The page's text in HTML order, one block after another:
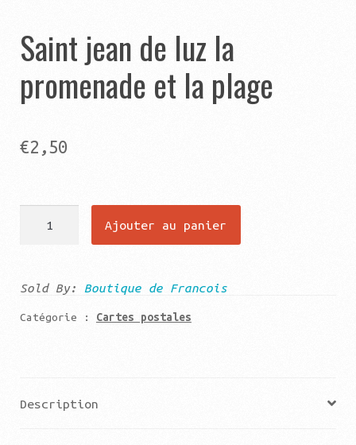
Aide
Saint jean de luz la
promenade et la plage
€2,50
jean
Ajouter au panier
Sold By: Boutique de Francois
Catégorie : Cartes postales
Description